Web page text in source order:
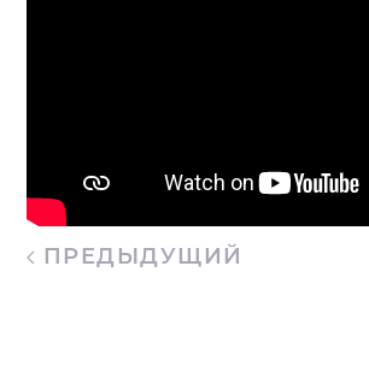
ПРЕДЫДУЩИЙ